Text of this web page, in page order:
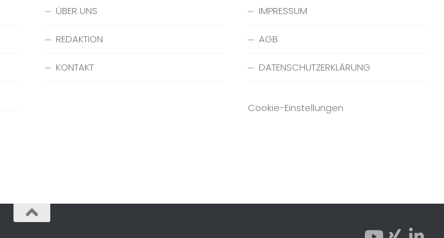
ÜBER UNS
REDAKTION
KONTAKT
IMPRESSUM
AGB
DATENSCHUTZERKLÄRUNG
Cookie-Einstellungen